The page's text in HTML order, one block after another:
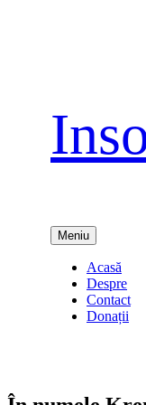
Meniu
Acasă
Despre
Contact
Donații